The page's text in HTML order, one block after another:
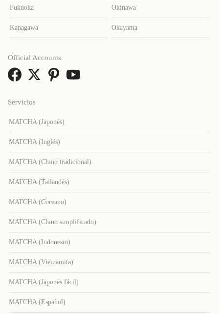
Fukuoka Okinawa
Kanagawa Okayama
Servicios
MATCHA (Japonés)
MATCHA (Inglés)
MATCHA (Chino tradicional)
MATCHA (Tailandés)
MATCHA (Coreano)
MATCHA (Chino simplificado)
MATCHA (Indonesio)
MATCHA (Vietnamita)
MATCHA (Japonés fácil)
MATCHA (Español)
Official Accounts